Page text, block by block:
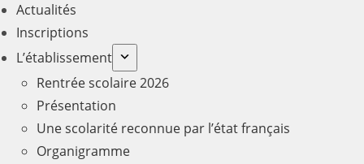
Actualités
Inscriptions
L’établissement
Rentrée scolaire 2026
Présentation
Une scolarité reconnue par l’état français
Organigramme